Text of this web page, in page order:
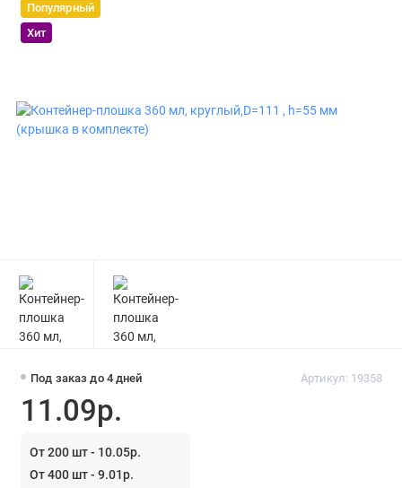
Популярный
Хит
Под заказ до 4 дней Артикул: 19358
11.09р.
От 200 шт - 10.05р.
От 400 шт - 9.01р.